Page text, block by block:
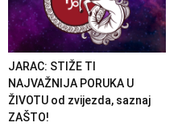
JARAC: STIŽE TI
NAJVAŽNIJA PORUKA U
ŽIVOTU od zvijezda, saznaj
ZAŠTO!